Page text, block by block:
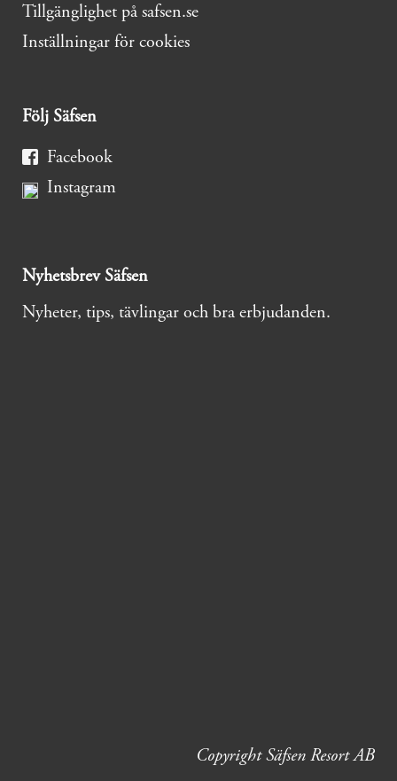
Tillgänglighet på safsen.se
Inställningar för cookies
Följ Säfsen
Facebook
Instagram
Nyhetsbrev Säfsen
Nyheter, tips, tävlingar och bra erbjudanden.
Copyright Säfsen Resort AB